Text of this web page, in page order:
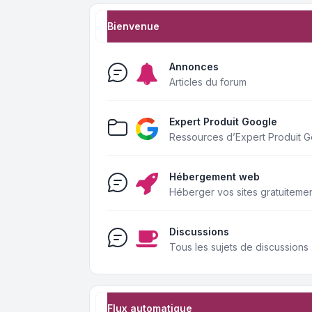
Bienvenue
Annonces
Articles du forum
Expert Produit Google
Ressources d’Expert Produit
Hébergement web
Héberger vos sites
Discussions
Tous les sujets de discussions
Flux automatique